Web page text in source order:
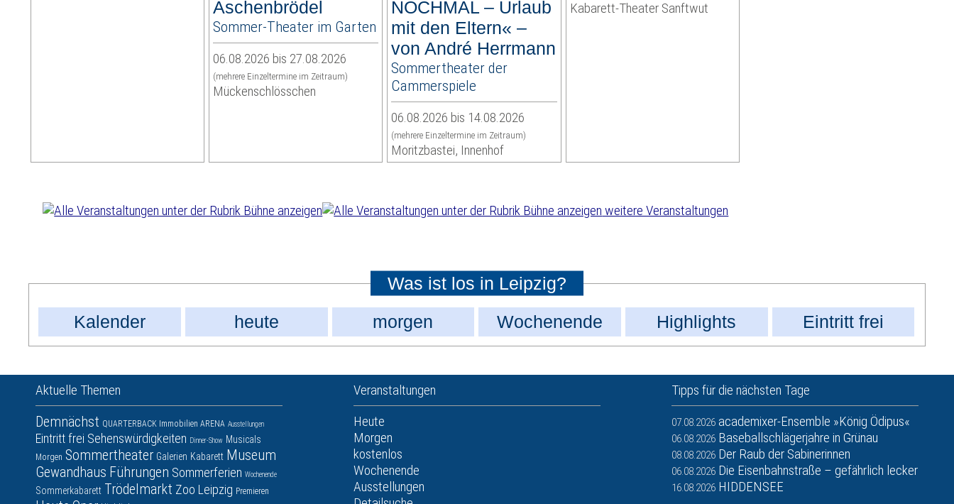
Aschenbrödel
Sommer-Theater im Garten
06.08.2026 bis 27.08.2026
(mehrere Einzeltermine im Zeitraum)
Mückenschlösschen
NOCHMAL – Urlaub
mit den Eltern« –
von André Herrmann
Sommertheater der
Cammerspiele
06.08.2026 bis 14.08.2026
(mehrere Einzeltermine im Zeitraum)
Moritzbastei, Innenhof
Kabarett-Theater Sanftwut
weitere Veranstaltungen
Was ist los in Leipzig?
Kalender
heute morgen Wochenende Highlights Eintritt frei
Aktuelle Themen
Demnächst QUARTERBACK Immobilien ARENA Ausstellungen
Eintritt frei Sehenswürdigkeiten Dinner-Show Musicals
Morgen Sommertheater Galerien Kabarett Museum
Gewandhaus Führungen Sommerferien Wochenende
Sommerkabarett Trödelmarkt Zoo Leipzig Premieren
Veranstaltungen
Heute
Morgen
kostenlos
Wochenende
Ausstellungen
Tipps für die nächsten Tage
07.08.2026 academixer-Ensemble »König Ödipus«
06.08.2026 Baseballschlägerjahre in Grünau
08.08.2026 Der Raub der Sabinerinnen
06.08.2026 Die Eisenbahnstraße – gefährlich lecker
16.08.2026 HIDDENSEE